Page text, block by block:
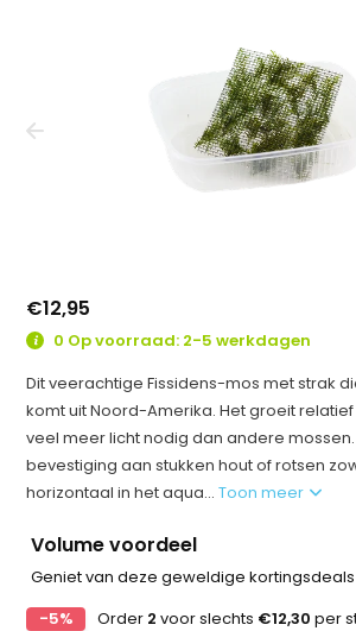
€12,95
0 Op voorraad: 2-5 werkdagen
Dit veerachtige Fissidens-mos met strak
komt uit Noord-Amerika. Het groeit
veel meer licht nodig dan andere
bevestiging aan stukken hout of rotsen
horizontaal in het aqua...Toon meer
Volume voordeel
Geniet van deze geweldige kortingsdeals
-5%
Order 2 voor slechts €12,30 per